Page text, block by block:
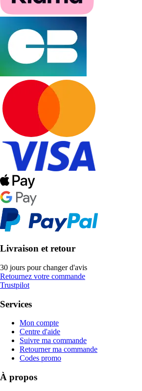
Livraison et retour
30 jours pour changer d'avis
Retournez votre commande
Trustpilot
Services
Mon compte
Centre d'aide
Suivre ma commande
Retourner ma commande
Codes promo
À propos